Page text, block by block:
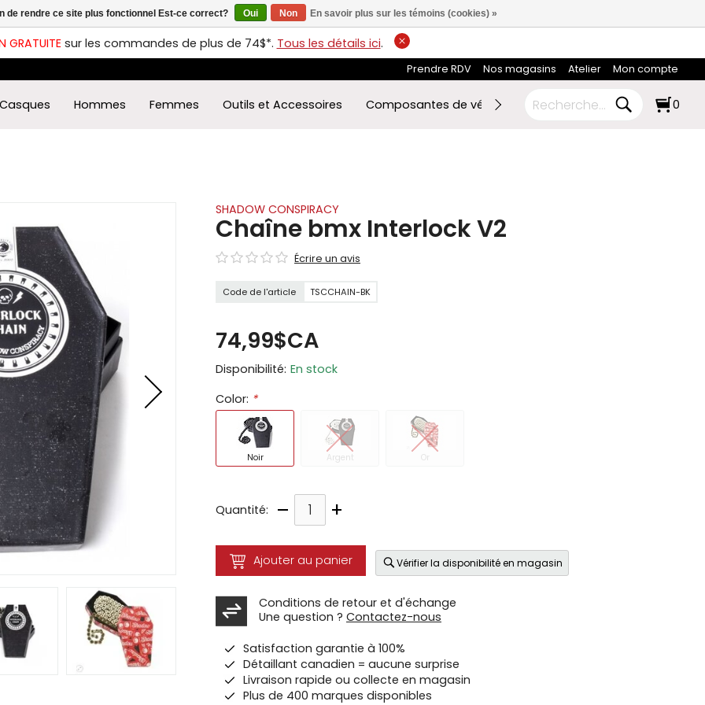
GRATUITEsur les commandes de plus de 74$*. Tous les détails ici.
Prendre RDV Nos magasins Atelier Mon compte
Casques Hommes Femmes Outils et Accessoires Composantes de vélo Ski de fond RABAIS FIN DE
0
SHADOW CONSPIRACY
Chaîne bmx Interlock V2
Écrire un avis
Code de l'article TSCCHAIN-BK
74,99$CA
Disponibilité: En stock
Color: *
Noir Argent Or
Quantité: – +
Ajouter au panier Vérifier la disponibilité en magasin
Conditions de retour et d'échange
Une question ? Contactez-nous
Satisfaction garantie à 100%
Détaillant canadien = aucune surprise
Livraison rapide ou collecte en magasin
Plus de 400 marques disponibles
de rendre ce site plus fonctionnel Est-ce correct? Oui Non En savoir plus sur les témoins (cookies) »